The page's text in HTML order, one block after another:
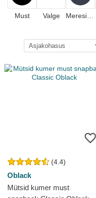
Must Valge
(4.4)
Oblack
Mütsid kumer must